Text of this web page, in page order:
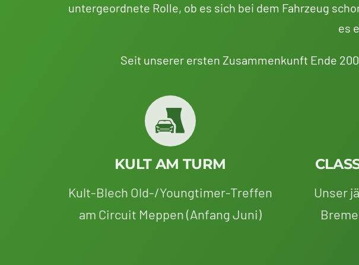
untergeordnete Rolle, ob es sich bei dem Fahrzeug
es
Seit unserer ersten Zusammenkunft Ende
KULT AM TURM
Kult-Blech Old-/Youngtimer-Treffen
am Circuit Meppen (Anfang Juni)
Unser